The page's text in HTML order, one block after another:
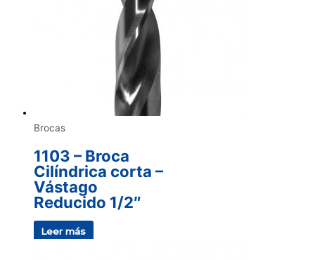
Brocas
1103 – Broca
Cilíndrica corta –
Vástago
Reducido 1/2″
Leer más